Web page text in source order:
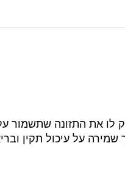
את התזונה שתשמור
שמירה על עיכול תקין